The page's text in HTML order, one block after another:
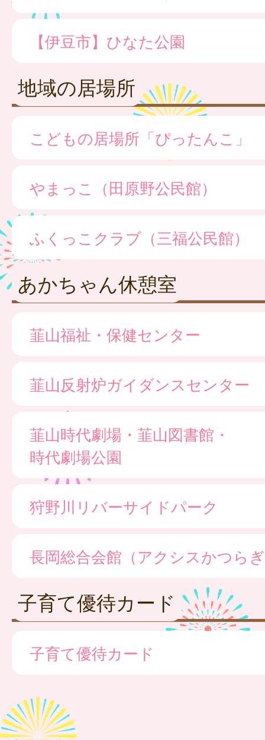
【伊豆市】ひなた公園
地域の居場所
こどもの居場所「ぴったんこ」
やまっこ（田原野公民館）
ふくっこクラブ（三福公民館）
あかちゃん休憩室
韮山福祉・保健センター
韮山反射炉ガイダンスセンター
韮山時代劇場・韮山図書館・
時代劇場公園
狩野川リバーサイドパーク
長岡総合会館（アクシスかつら
子育て優待カード
子育て優待カード